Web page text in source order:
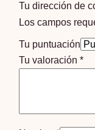
Tu dirección de
Los campos
Tu puntuación
Tu valoración*